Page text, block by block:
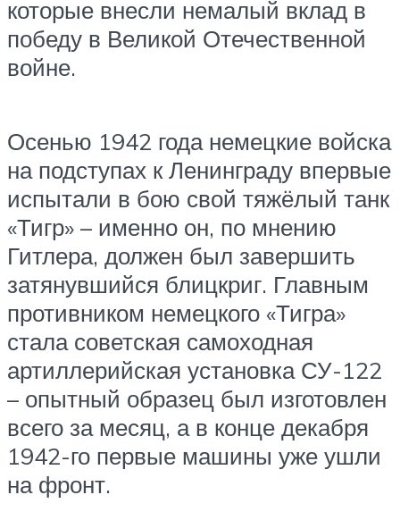
которые внесли немалый вклад в
победу в Великой Отечественной
войне.
Осенью 1942 года немецкие войска
на подступах к Ленинграду впервые
испытали в бою свой тяжёлый танк
«Тигр» – именно он, по мнению
Гитлера, должен был завершить
затянувшийся блицкриг. Главным
противником немецкого «Тигра»
стала советская самоходная
артиллерийская установка СУ-122
– опытный образец был изготовлен
всего за месяц, а в конце декабря
1942-го первые машины уже ушли
на фронт.